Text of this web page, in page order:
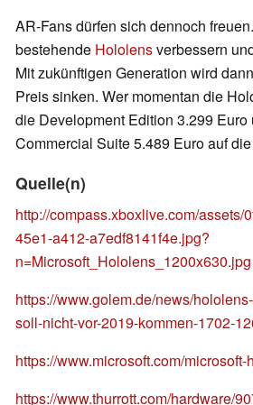
AR-Fans dürfen sich dennoch
bestehende Hololensverbessern
Mit zukünftigen Generation wird
Preis sinken. Wer momentan die
die Development Edition 3.299 Euro
Commercial Suite 5.489 Euro auf
Quelle(n)
http://compass.xboxlive.com/assets/
45e1-a412-a7edf8141f4e.jpg?
n=Microsoft_Hololens_1200x630.jpg
https://www.golem.de/news/
soll-nicht-vor-2019-kommen-1702-
https://www.microsoft.com/
https://www.thurrott.com/hardware/